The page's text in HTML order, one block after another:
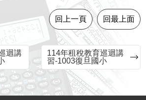
回上一頁 回最上面
迴講
114年租稅教育巡迴講
習-1003復旦國小